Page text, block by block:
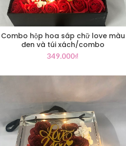
Combo hộp hoa sáp chữ love màu
đen và túi xách/combo
349.000₫